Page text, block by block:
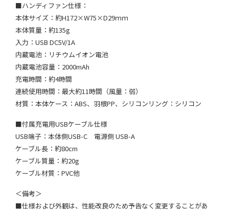
■ハンディファン仕様：
本体サイズ：約H172×W75×D29ｍｍ
本体質量：約135g
入力：USB DC5V/1A
内蔵電池：リチウムイオン電池
内蔵電池容量：2000mAh
充電時間：約4時間
連続使用時間：最大約11時間（風量：弱）
材質：本体ケース：ABS、羽根PP、シリコンリング：シリコン
■付属充電用USBケーブル仕様
USB端子：本体側USB-C 電源側 USB-A
ケーブル長：約80cm
ケーブル質量：約20g
ケーブル材質：PVC他
＜備考＞
■仕様および外観は、性能改良のため予告なく変更することがあ